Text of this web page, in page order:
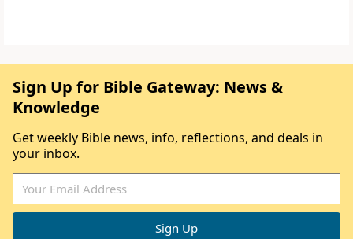
Sign Up for Bible Gateway: News &
Knowledge
Get weekly Bible news, info, reflections, and deals in
your inbox.